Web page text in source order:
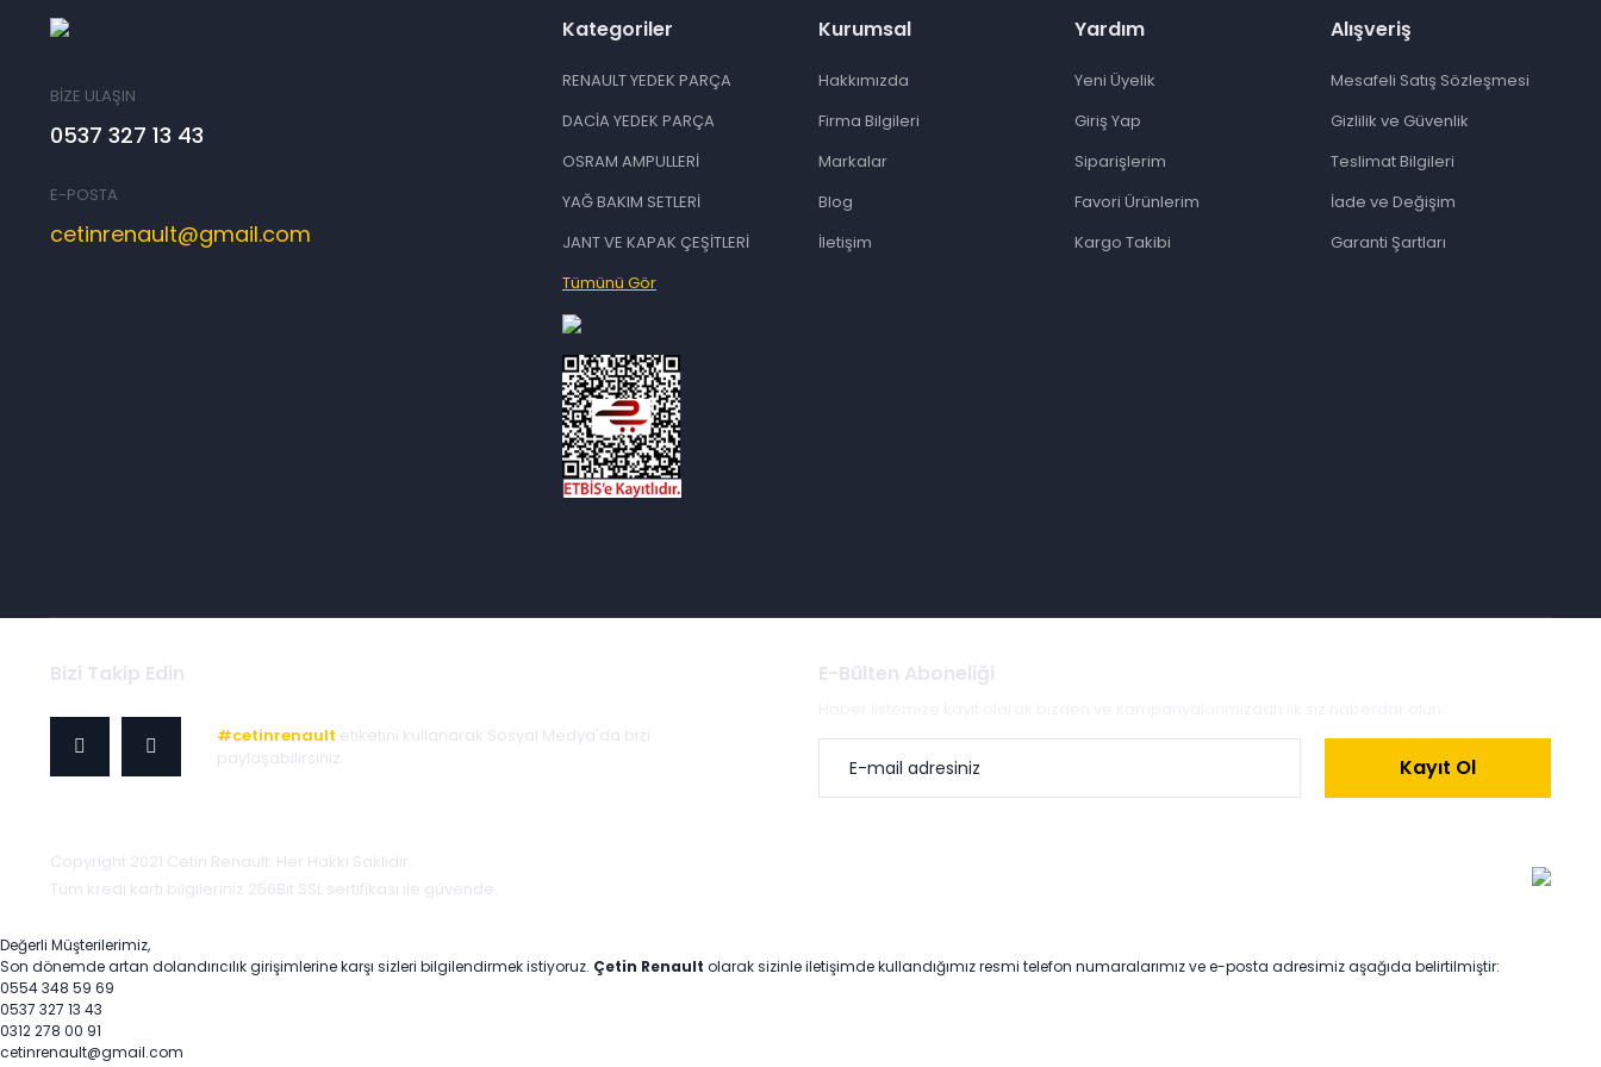
BİZE ULAŞIN
0537 327 13 43
E-POSTA
cetinrenault@gmail.com
Kategoriler
RENAULT YEDEK PARÇA
DACİA YEDEK PARÇA
OSRAM AMPULLERİ
YAĞ BAKIM SETLERİ
JANT VE KAPAK ÇEŞİTLERİ
Tümünü Gör
Kurumsal
Hakkımızda
Firma Bilgileri
Markalar
Blog
İletişim
Yardım
Yeni Üyelik
Giriş Yap
Siparişlerim
Favori Ürünlerim
Kargo Takibi
Alışveriş
Mesafeli Satış Sözleşmesi
Gizlilik ve Güvenlik
Teslimat Bilgileri
İade ve Değişim
Garanti Şartları
Bizi Takip Edin
#cetinrenault etiketini kullanarak Sosyal Medya'da bizi
paylaşabilirsiniz.
E-Bülten Aboneliği
Kayıt Ol
Copyright 2021 Cetin Renault. Her Hakkı Saklıdır.
Tüm kredi kartı bilgileriniz 256Bit SSL sertifikası ile güvende.
Değerli Müşterilerimiz,
Son dönemde artan dolandırıcılık girişimlerine karşı sizleri bilgilendirmek istiyoruz. Çetin Renault olarak sizinle iletişimde kullandığımız resmi telefon numaralarımız ve e-posta adresimiz aşağıda belirtilmiştir:
0554 348 59 69
0537 327 13 43
0312 278 00 91
cetinrenault@gmail.com